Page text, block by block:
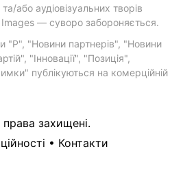
або аудіовізуальних творів
— суворо забороняється.
"Р", "Новини партнерів", "Новини
"Інновації", "Позиція",
публікуються на комерційній
захищені.
• Контакти